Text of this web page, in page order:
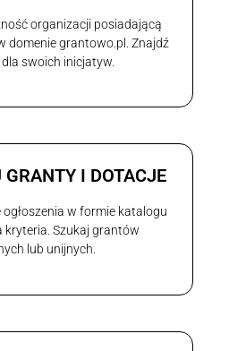
organizacji posiadającą
domenie grantowo.pl. Znajdź
swoich inicjatyw.
I DOTACJE
w formie katalogu
kryteria. Szukaj grantów
lub unijnych.